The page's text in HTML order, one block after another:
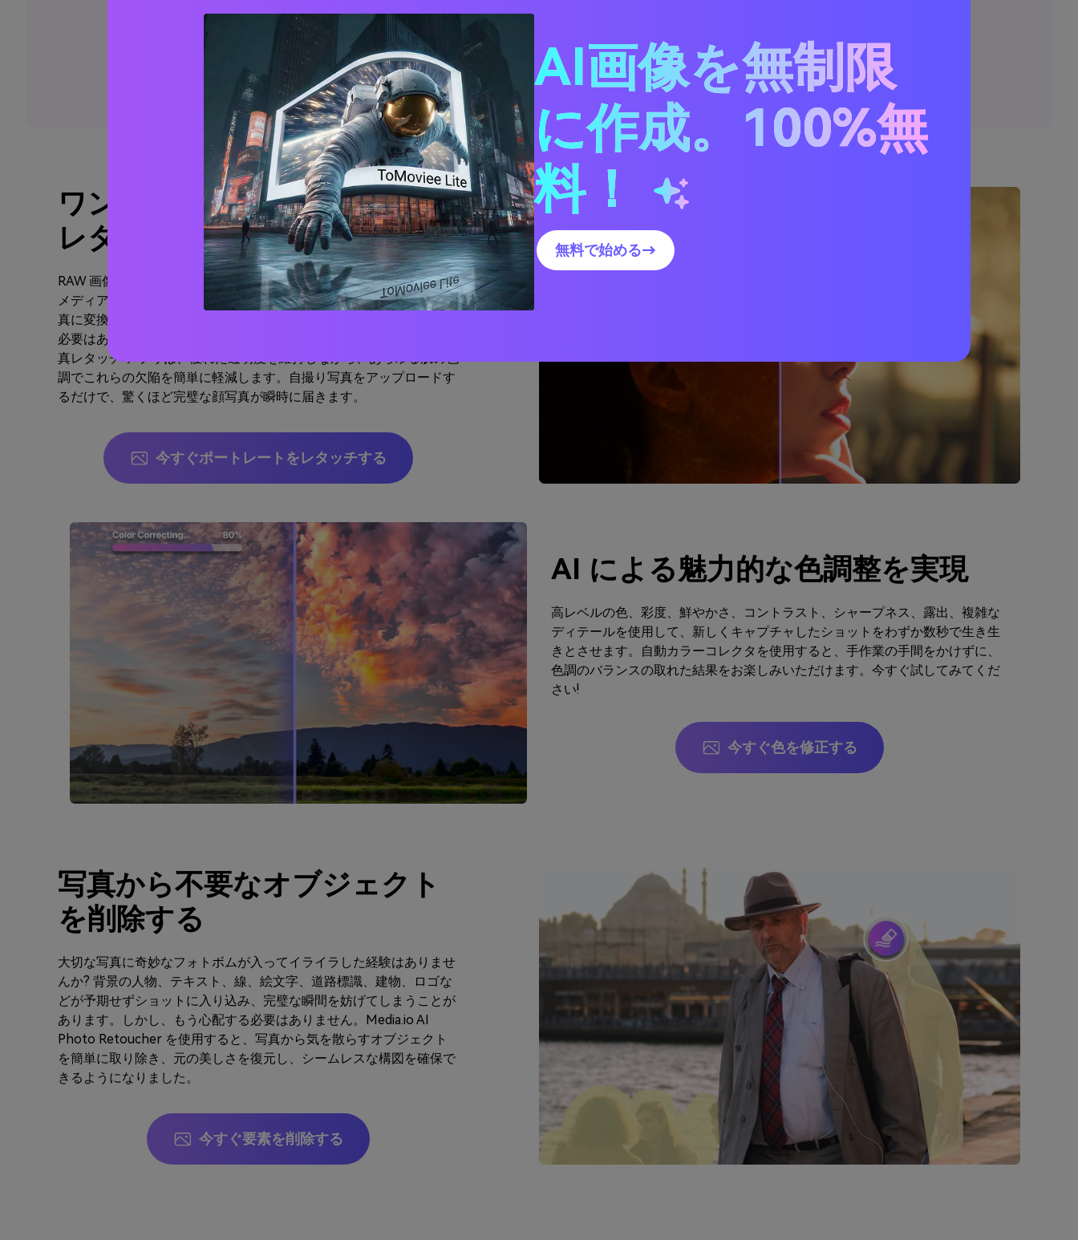
ワンクリック顔ポートレート
レタッチャー
RAW 画像を、Facebook、Instagram、Pinterest などの人気のリッチ
メディア プラットフォームで視聴者を魅了する美しいポートレート写
真に変換したいと考えていますか? Media.io AI Retoucher 以外を探す
必要はありません。シミ、小じわ、しわ、透明度の低さなど、この写
真レタッチ アプリは、優れた透明度を維持しながら、あらゆる肌の色
調でこれらの欠陥を簡単に軽減します。自撮り写真をアップロードす
るだけで、驚くほど完璧な顔写真が瞬時に届きます。
今すぐポートレートをレタッチする
AI による魅力的な色調整を実現
高レベルの色、彩度、鮮やかさ、コントラスト、シャープネス、露出、複雑な
ディテールを使用して、新しくキャプチャしたショットをわずか数秒で生き生
きとさせます。自動カラーコレクタを使用すると、手作業の手間をかけずに、
色調のバランスの取れた結果をお楽しみいただけます。今すぐ試してみてくだ
さい!
今すぐ色を修正する
写真から不要なオブジェクト
を削除する
大切な写真に奇妙なフォトボムが入ってイライラした経験はありませ
んか? 背景の人物、テキスト、線、絵文字、道路標識、建物、ロゴな
どが予期せずショットに入り込み、完璧な瞬間を妨げてしまうことが
あります。しかし、もう心配する必要はありません。Media.io AI
Photo Retoucher を使用すると、写真から気を散らすオブジェクト
を簡単に取り除き、元の美しさを復元し、シームレスな構図を確保で
きるようになりました。
今すぐ要素を削除する
AI画像を無制限
に作成。100%無
料！
無料で始める→